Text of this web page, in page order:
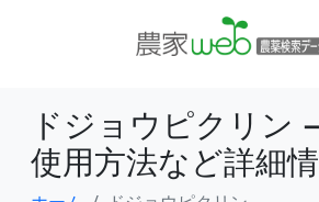
ドジョウピクリン
使用方法など詳細